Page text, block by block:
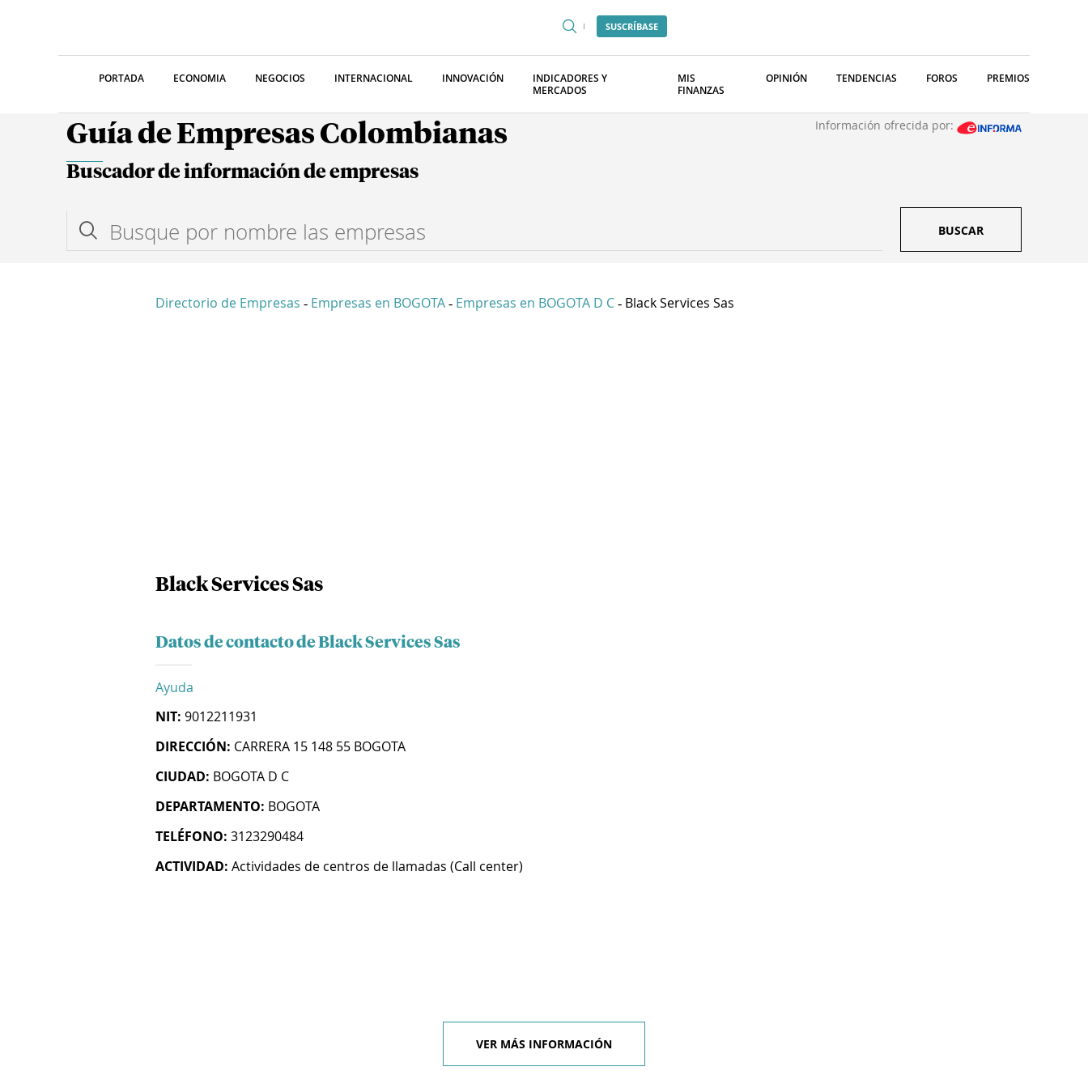
SUSCRÍBASE
PORTADA ECONOMIA NEGOCIOS INTERNACIONAL INNOVACIÓN
INDICADORES Y
MERCADOS
MIS
FINANZAS
OPINIÓN TENDENCIAS FOROS PREMIOS
Guía de Empresas Colombianas Información ofrecida por:
Buscador de información de empresas
BUSCAR
Directorio de Empresas - Empresas en BOGOTA - Empresas en BOGOTA D C - Black Services Sas
Black Services Sas
Datos de contacto de Black Services Sas
Ayuda
NIT: 9012211931
DIRECCIÓN: CARRERA 15 148 55 BOGOTA
CIUDAD: BOGOTA D C
DEPARTAMENTO: BOGOTA
TELÉFONO: 3123290484
ACTIVIDAD: Actividades de centros de llamadas (Call center)
VER MÁS INFORMACIÓN